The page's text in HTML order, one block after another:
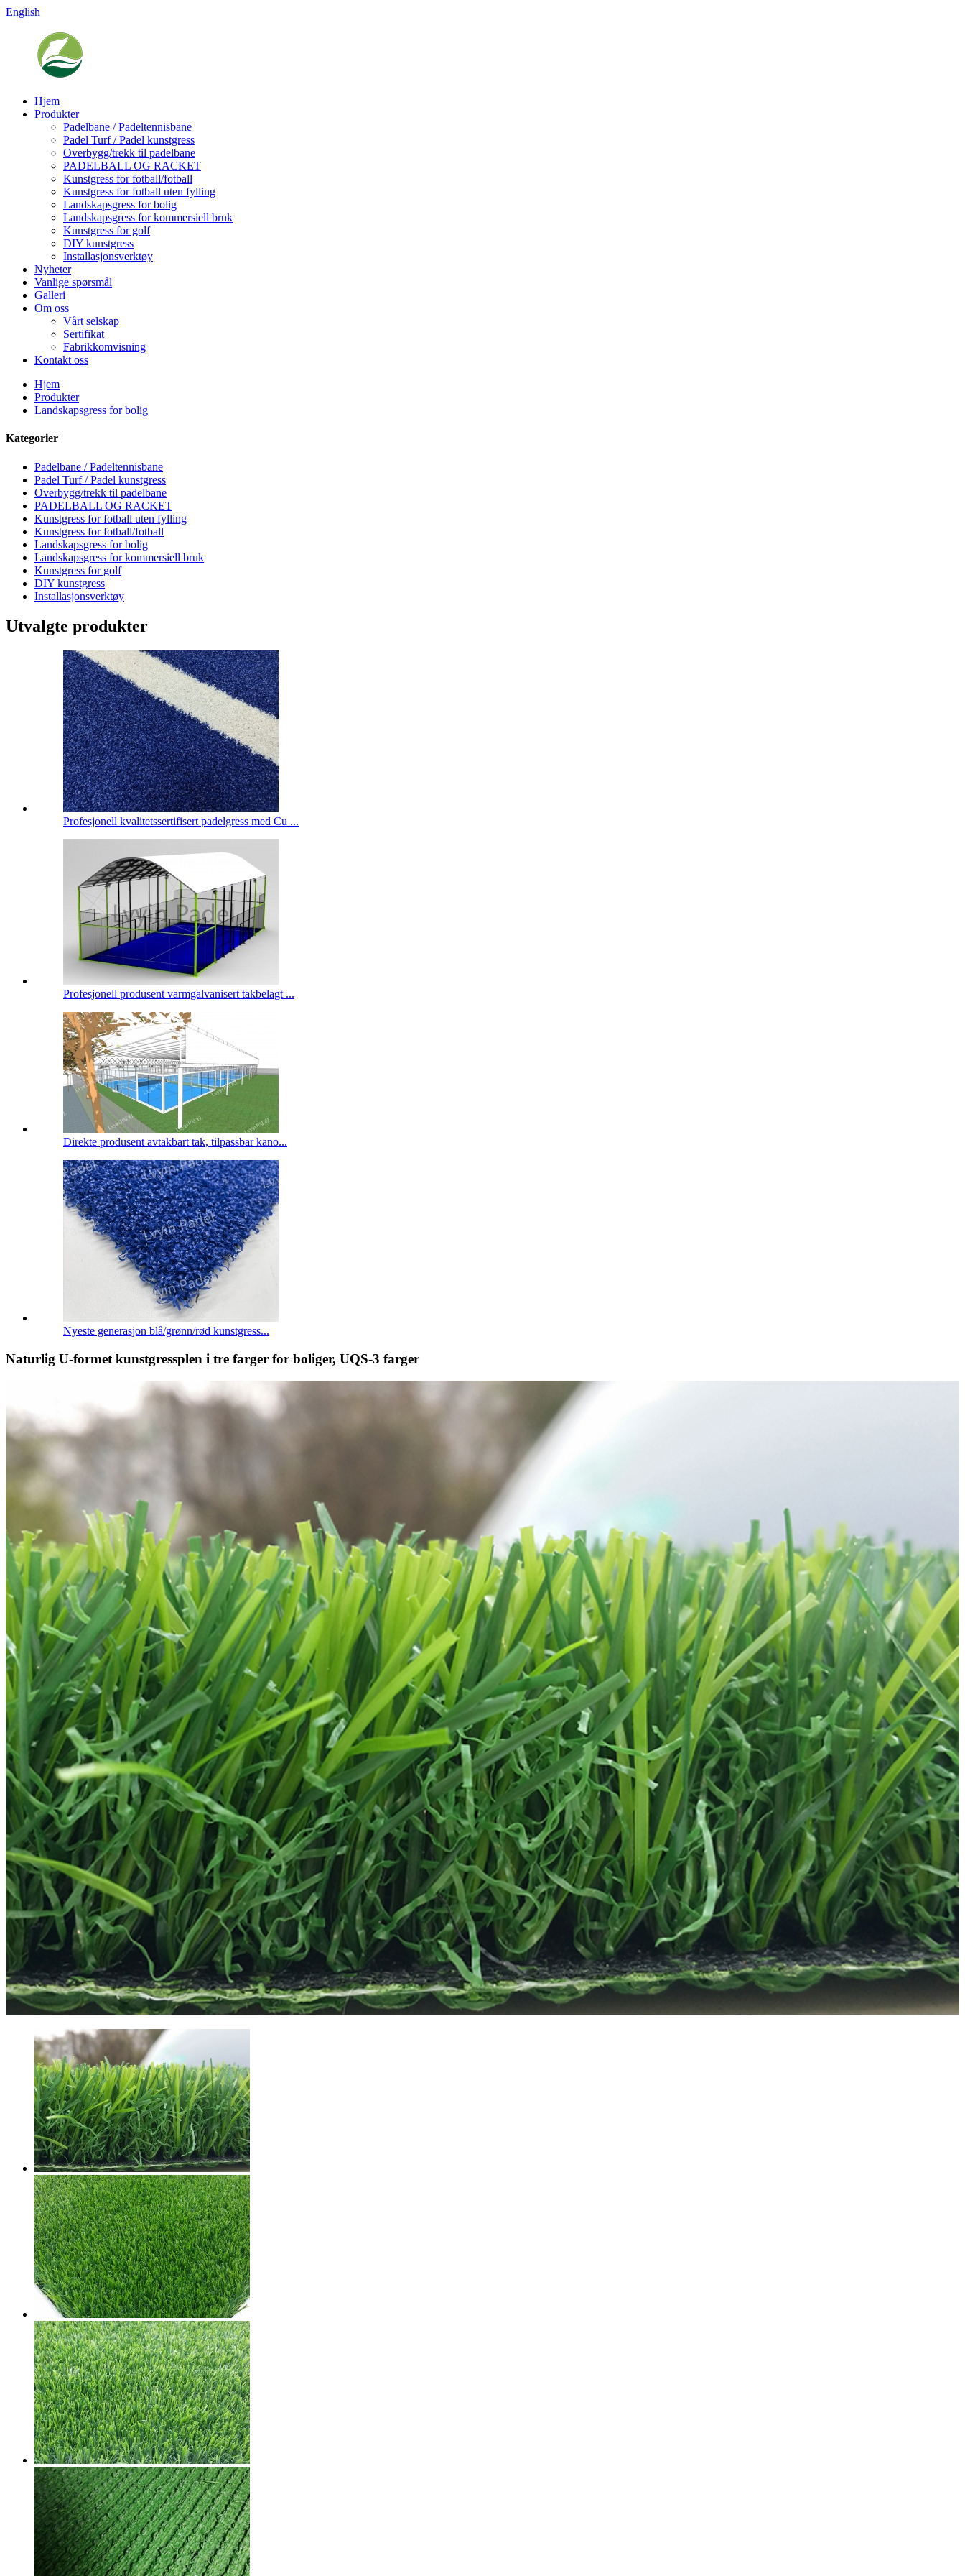
English
Hjem
Produkter
Padelbane / Padeltennisbane
Padel Turf / Padel kunstgress
Overbygg/trekk til padelbane
PADELBALL OG RACKET
Kunstgress for fotball/fotball
Kunstgress for fotball uten fylling
Landskapsgress for bolig
Landskapsgress for kommersiell bruk
Kunstgress for golf
DIY kunstgress
Installasjonsverktøy
Nyheter
Vanlige spørsmål
Galleri
Om oss
Vårt selskap
Sertifikat
Fabrikkomvisning
Kontakt oss
Hjem
Produkter
Landskapsgress for bolig
Kategorier
Padelbane / Padeltennisbane
Padel Turf / Padel kunstgress
Overbygg/trekk til padelbane
PADELBALL OG RACKET
Kunstgress for fotball uten fylling
Kunstgress for fotball/fotball
Landskapsgress for bolig
Landskapsgress for kommersiell bruk
Kunstgress for golf
DIY kunstgress
Installasjonsverktøy
Utvalgte produkter
Profesjonell kvalitetssertifisert padelgress med Cu ...
Profesjonell produsent varmgalvanisert takbelagt ...
Direkte produsent avtakbart tak, tilpassbar kano...
Nyeste generasjon blå/grønn/rød kunstgress...
Naturlig U-formet kunstgressplen i tre farger for boliger, UQS-3 farger